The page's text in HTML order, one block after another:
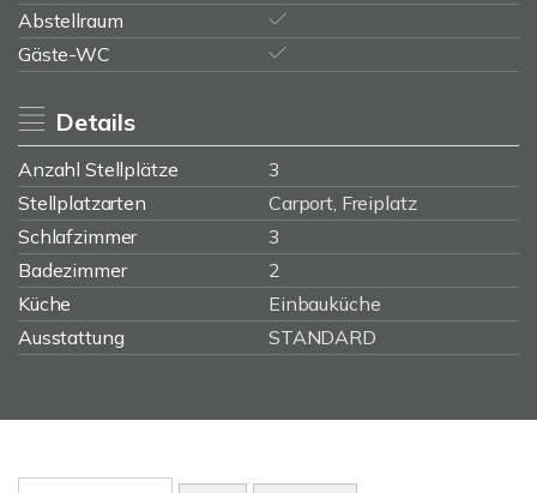
Abstellraum
Gäste-WC
Details
Anzahl Stellplätze
3
Stellplatzarten
Carport, Freiplatz
Schlafzimmer
3
Badezimmer
2
Küche
Einbauküche
Ausstattung
STANDARD